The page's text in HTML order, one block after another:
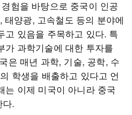
험을 바탕으로 중국이 인공
태양광, 고속철도 등의 분야에
고 있음을 주목하고 있다. 특
가 과학기술에 대한 투자를
은 매년 과학, 기술, 공학, 수
학생을 배출하고 있다고 언
는 이제 미국이 아니라 중국
다.